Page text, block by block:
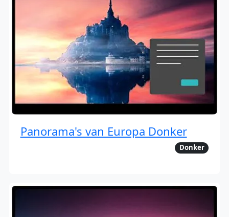
Panorama's van Europa Donker
Donker